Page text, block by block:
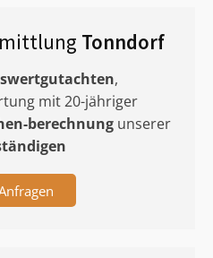
Tonndorf
,
mit 20-jähriger
berechnung unserer